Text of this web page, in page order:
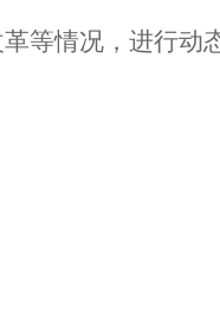
等情况，进行动